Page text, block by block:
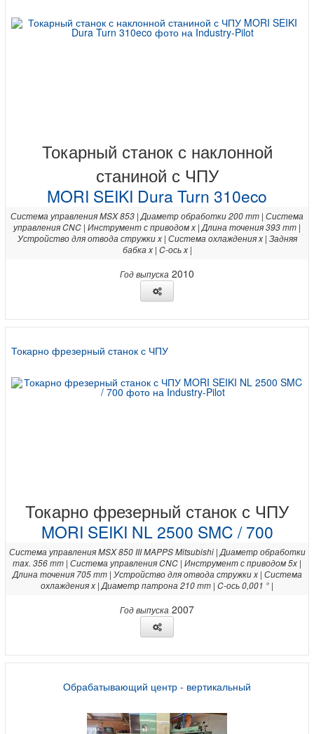
Токарный станок с наклонной
станиной с ЧПУ
MORI SEIKI Dura Turn 310eco
Система управления MSX 853 | Диаметр обработки 200 mm | Система
управления CNC | Инструмент с приводом x | Длина точения 393 mm |
Устройство для отвода стружки x | Система охлаждения x | Задняя
бабка x | C-ось x |
Год выпуска 2010
Токарно фрезерный станок с ЧПУ
Токарно фрезерный станок с ЧПУ
MORI SEIKI NL 2500 SMC / 700
Система управления MSX 850 III MAPPS Mitsubishi | Диаметр обработки
max. 356 mm | Система управления CNC | Инструмент с приводом 5x |
Длина точения 705 mm | Устройство для отвода стружки x | Система
охлаждения x | Диаметр патрона 210 mm | C-ось 0,001 ° |
Год выпуска 2007
Обрабатывающий центр - вертикальный